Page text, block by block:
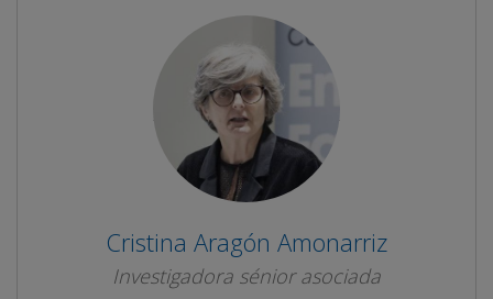
Cristina Aragón Amonarriz
Investigadora sénior asociada